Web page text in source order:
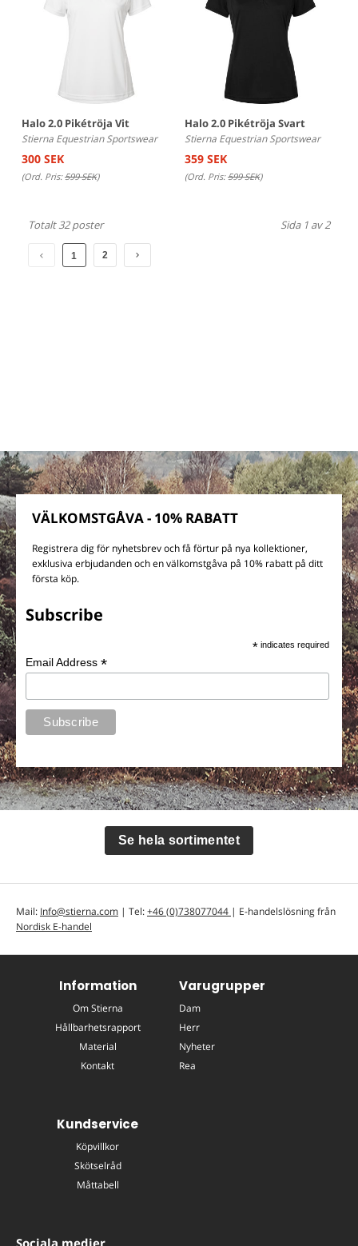
Halo 2.0 Pikétröja Vit
Stierna Equestrian Sportswear
300 SEK
(Ord. Pris:599 SEK)
Halo 2.0 Pikétröja Svart
Stierna Equestrian Sportswear
359 SEK
(Ord. Pris:599 SEK)
Totalt 32 poster Sida 1 av 2
1 2
VÄLKOMSTGÅVA - 10% RABATT
Registrera dig för nyhetsbrev och få förtur på nya kollektioner,
exklusiva erbjudanden och en välkomstgåva på 10% rabatt på ditt
första köp.
Subscribe
* indicates required
Email Address*
Se hela sortimentet
Mail: Info@stierna.com | Tel:+46 (0)738077044 | E-handelslösning från
Nordisk E-handel
Information
Om Stierna
Hållbarhetsrapport
Material
Kontakt
Varugrupper
Dam
Herr
Nyheter
Rea
Kundservice
Köpvillkor
Skötselråd
Måttabell
Sociala medier